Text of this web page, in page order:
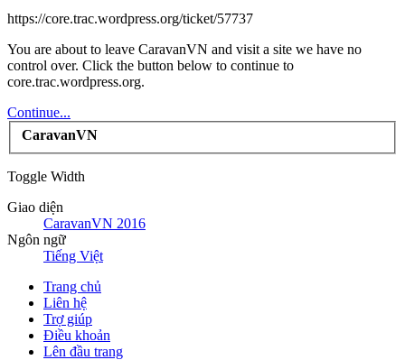
https://core.trac.wordpress.org/ticket/57737
You are about to leave CaravanVN and visit a site we have no
control over. Click the button below to continue to
core.trac.wordpress.org.
Continue...
CaravanVN
Toggle Width
Giao diện
CaravanVN 2016
Ngôn ngữ
Tiếng Việt
Trang chủ
Liên hệ
Trợ giúp
Điều khoản
Lên đầu trang